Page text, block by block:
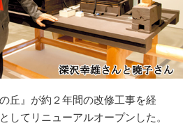
丘』が約２年間の改修工事を経
してリニューアルオープンした。